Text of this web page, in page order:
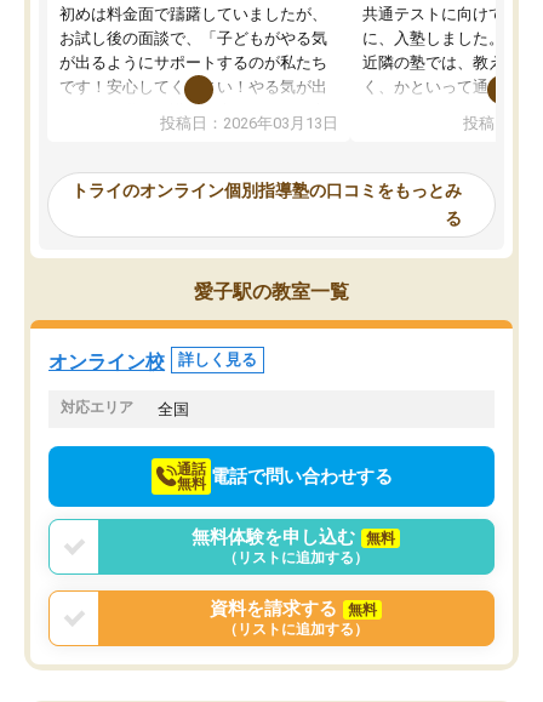
初めは料金面で躊躇していましたが、
お試し後の面談で、「子どもがやる気
が出るようにサポートするのが私たち
です！安心してください！やる気が出
ないのは私たち講師の責任です」と言
ってくださり、確かに！と考えて、思
ったんですが、学生の先生から学ぶこ
み、徐々に成績が上がったらいいなと
思っていました。何が今足りないのか
を的確に指導いただき、子どももびっ
くりするほど楽しんでやる気を持って
塾を受けています。狙い通り、少しず
つ成績も上がり、苦手意識も無くなっ
てきたので、さらに苦手な数学も追加
でお願いしました。来年の高校受験に
投稿日：2026年03月13日
共通テストに向けての追
に、入塾しました。田舎
近隣の塾では、教えても
く、かといって通うには
可能なので本当に助か
らないところをピンポイ
頂いて、とてもわかり
していました。一生を
スト、多少お金がかかっ
投稿日：
トライのオンライン個別指導塾の口コミをもっとみ
る
愛子駅の教室一覧
オンライン校 詳しく見る
対応エリア 全国
通話
無料 電話で問い合わせする
無料体験を申し込む
無料
（リストに追加する）
資料を請求する
無料
（リストに追加する）